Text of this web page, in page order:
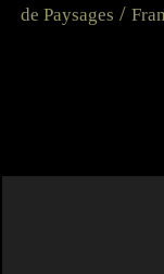
de Paysages /